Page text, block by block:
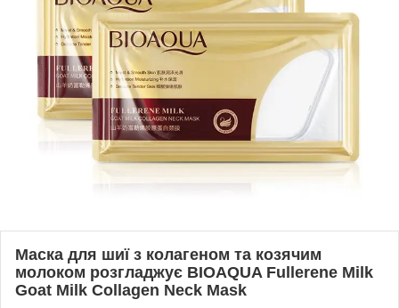
Маска для шиї з колагеном та козячим
молоком розгладжує BIOAQUA Fullerene Milk
Goat Milk Collagen Neck Mask